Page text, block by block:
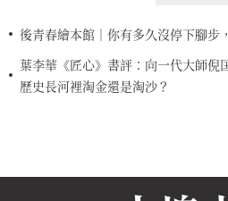
後青春繪本館｜你有多久沒停下腳步
葉李華《匠心》書評：向一代大師倪
歷史長河裡淘金還是淘沙？